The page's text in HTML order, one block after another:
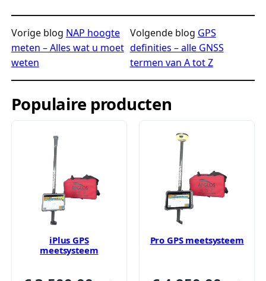
Vorige blog NAP hoogte
meten – Alles wat u moet
weten
Volgende blog GPS
definities – alle GNSS
termen van A tot Z
Populaire producten
iPlus GPS
meetsysteem
Pro GPS meetsysteem